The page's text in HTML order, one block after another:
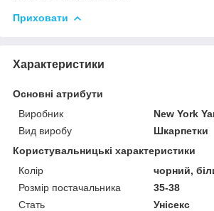
Приховати
Характеристики
Основні атрибути
Виробник
New York
Вид виробу
Шкарпетки
Користувальницькі характеристики
Колір
чорний,
Розмір постачальника
35-38
Стать
Унісекс